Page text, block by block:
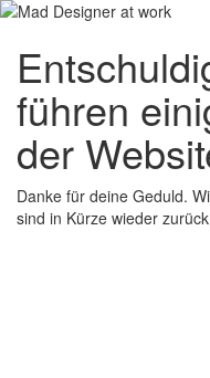
führen
der
Danke für deine Geduld.
sind in Kürze wieder